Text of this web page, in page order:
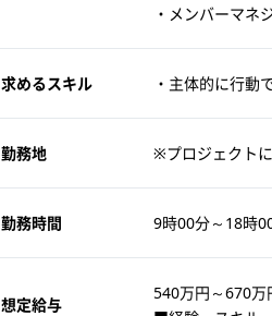
・メンバーマネ
求めるスキル ・主体的に行動
勤務地 ※プロジェクト
勤務時間 9時00分～18時
想定給与
540万円～670万